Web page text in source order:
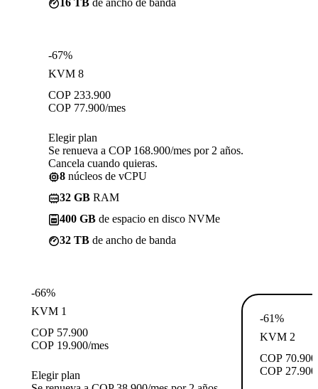
16 TB de ancho de banda
-67%
KVM 8
COP 233.900
COP 77.900/mes
Elegir plan
Se renueva a COP 168.900/mes por 2 años.
Cancela cuando quieras.
8 núcleos de vCPU
32 GB RAM
400 GB de espacio en disco NVMe
32 TB de ancho de banda
-66%
KVM 1
COP 57.900
COP 19.900/mes
Elegir plan
-61%
KVM 2
COP 70.900
COP 27.900